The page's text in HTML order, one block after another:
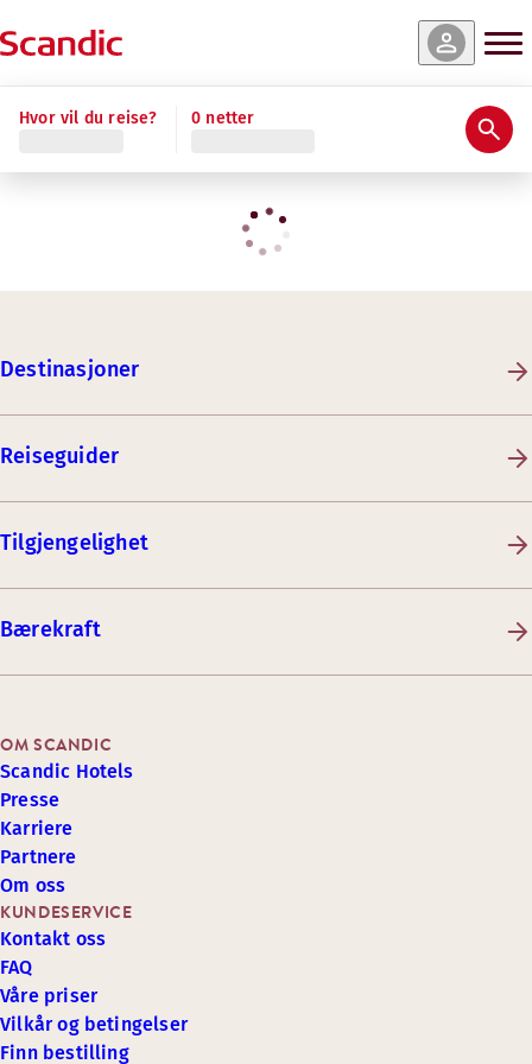
Hvor vil du reise? 0 netter
Destinasjoner
Reiseguider
Tilgjengelighet
Bærekraft
KUNDESERVICE
Kontakt oss
FAQ
Våre priser
Vilkår og betingelser
Finn bestilling
OM SCANDIC
Scandic Hotels
Presse
Karriere
Partnere
Om oss